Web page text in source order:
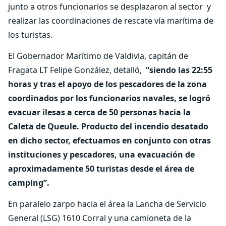
junto a otros funcionarios se desplazaron al sector y
realizar las coordinaciones de rescate vía marítima de
los turistas.
El Gobernador Marítimo de Valdivia, capitán de
Fragata LT Felipe González, detalló, “siendo las 22:55
horas y tras el apoyo de los pescadores de la zona
coordinados por los funcionarios navales, se logró
evacuar ilesas a cerca de 50 personas hacia la
Caleta de Queule. Producto del incendio desatado
en dicho sector, efectuamos en conjunto con otras
instituciones y pescadores, una evacuación de
aproximadamente 50 turistas desde el área de
camping”.
En paralelo zarpo hacia el área la Lancha de Servicio
General (LSG) 1610 Corral y una camioneta de la